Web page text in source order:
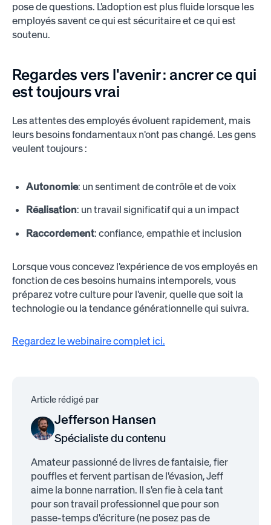
pose de questions. L'adoption est plus fluide lorsque les
employés savent ce qui est sécuritaire et ce qui est
soutenu.
Regardes vers l'avenir : ancrer ce qui
est toujours vrai
Les attentes des employés évoluent rapidement, mais
leurs besoins fondamentaux n'ont pas changé. Les gens
veulent toujours :
Autonomie: un sentiment de contrôle et de voix
Réalisation: un travail significatif qui a un impact
Raccordement: confiance, empathie et inclusion
Lorsque vous concevez l'expérience de vos employés en
fonction de ces besoins humains intemporels, vous
préparez votre culture pour l'avenir, quelle que soit la
technologie ou la tendance générationnelle qui suivra.
Regardez le webinaire complet ici.
Article rédigé par
Jefferson Hansen
Spécialiste du contenu
Amateur passionné de livres de fantaisie, fier
pouffles et fervent partisan de l'évasion, Jeff
aime la bonne narration. Il s'en fie à cela tant
pour son travail professionnel que pour son
passe-temps d'écriture (ne posez pas de